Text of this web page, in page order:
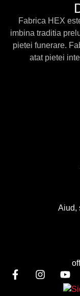
Fabrica HEX
imbina traditia
pietei funerare.
atat pietei
Aiud,